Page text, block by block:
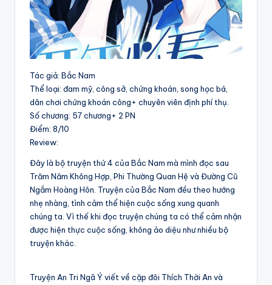
Tác giả: Bắc Nam
Thể loại: đam mỹ, công sở, chứng khoán, song học bá,
dân chơi chứng khoán công+ chuyên viên định phí thụ.
Số chương: 57 chương+ 2 PN
Điểm: 8/10
Review:
Đây là bộ truyện thứ 4 của Bắc Nam mà mình đọc sau
Trăm Năm Không Hợp, Phi Thường Quan Hệ và Đường Cũ
Ngắm Hoàng Hôn. Truyện của Bắc Nam đều theo hướng
nhẹ nhàng, tình cảm thể hiện cuộc sống xung quanh
chúng ta. Vì thế khi đọc truyện chúng ta có thể cảm nhận
được hiện thực cuộc sống, không ảo diệu như nhiều bộ
truyện khác.
Truyện An Tri Ngã Ý viết về cặp đôi Thích Thời An và